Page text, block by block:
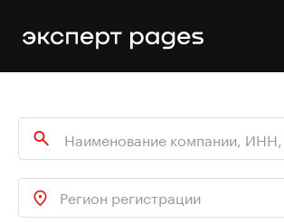
Регион регистрации